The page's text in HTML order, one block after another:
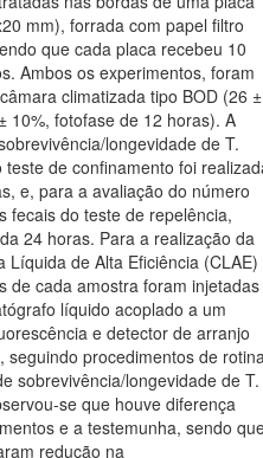
mm), forrada com papel filtro
que cada placa recebeu 10
Ambos os experimentos, foram
climatizada tipo BOD (26 ±
10%, fotofase de 12 horas). A
longevidade de T.
teste de confinamento foi
e, para a avaliação do número
fecais do teste de repelência,
24 horas. Para a realização da
Líquida de Alta Eficiência (CLAE)
de cada amostra foram injetadas
líquido acoplado a um
e detector de arranjo
seguindo procedimentos de
sobrevivência/longevidade de T.
se que houve diferença
e a testemunha, sendo
redução na